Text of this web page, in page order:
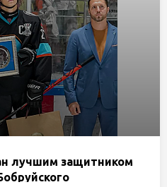
лучшим защитником